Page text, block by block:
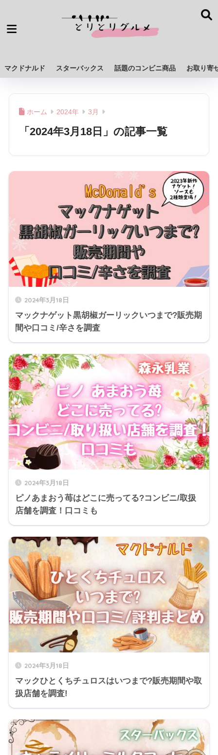
マクドナルド スターバックス 話題のコンビニ商品 お取り寄
ホーム 2024年 3月
「2024年3月18日」の記事一覧
2024年3月18日
マックナゲット黒胡椒ガーリックいつまで?販売期
間や口コミ/辛さを調査
2024年3月18日
ピノあまおう苺はどこに売ってる?コンビニ/取扱
店舗を調査！口コミも
2024年3月18日
マックひとくちチュロスはいつまで?販売期間や取
扱店舗を調査!